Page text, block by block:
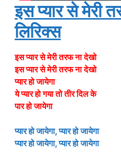
इस प्यार से मेरी
लिरिक्स
इस प्यार से मेरी तरफ ना देखो
इस प्यार से मेरी तरफ ना देखो
प्यार हो जायेगा
ये प्यार हो गया तो तीर दिल के
पार हो जायेगा
प्यार हो जायेगा, प्यार हो जायेगा
प्यार हो जायेगा, प्यार हो जायेगा